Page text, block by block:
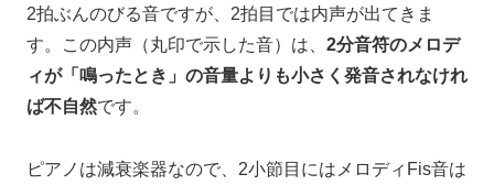
2拍ぶんのびる音ですが、2拍目では内声が出てきま
す。この内声（丸印で示した音）は、 2分音符のメロデ
ィが「鳴ったとき」の音量よりも小さく発音されなけれ
ば不自然です。
ピアノは減衰楽器なので、2小節目にはメロディFis音は